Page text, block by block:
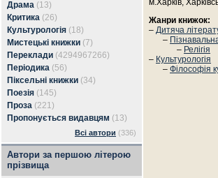
Драма (13)
Критика (26)
Культурологія (18)
Мистецькі книжки (7)
Переклади (4294967266)
Періодика (56)
Піксельні книжки (34)
Поезія (145)
Проза (221)
Пропонується видавцям (13)
Всі автори (336)
Автори за першою літерою
прізвища
м.Харків,
Жанри книжок:
– Дитяча
–
– Релігія
– Культурологія
– Філософія